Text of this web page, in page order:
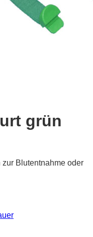
grün
Blutentnahme oder